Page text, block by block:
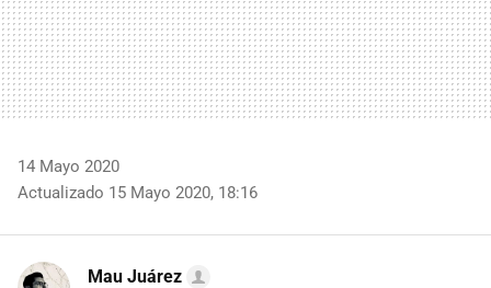
14 Mayo 2020
Actualizado 15 Mayo 2020, 18:16
Mau Juárez